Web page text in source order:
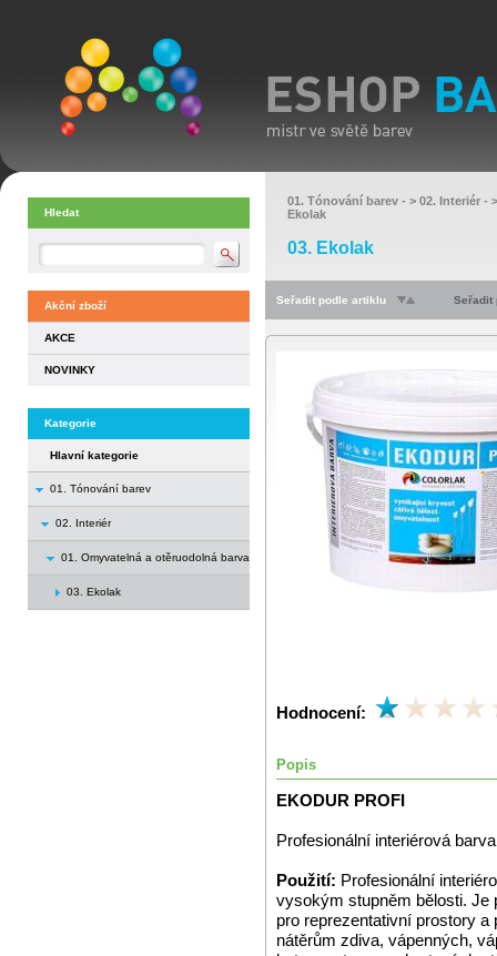
Hledat
Akční zboží
AKCE
NOVINKY
Kategorie
Hlavní kategorie
01. Tónování barev
02. Interiér
01. Omyvatelná a otěruodolná barva
03. Ekolak
01. Tónování barev - > 02. Interiér -
Ekolak
03. Ekolak
Seřadit podle artiklu Seřadit
Hodnocení:
Popis
EKODUR PROFI
Profesionální interiérová
Použití: Profesionální
vysokým stupněm bělosti. Je
pro reprezentativní prostory
nátěrům zdiva, vápenných,